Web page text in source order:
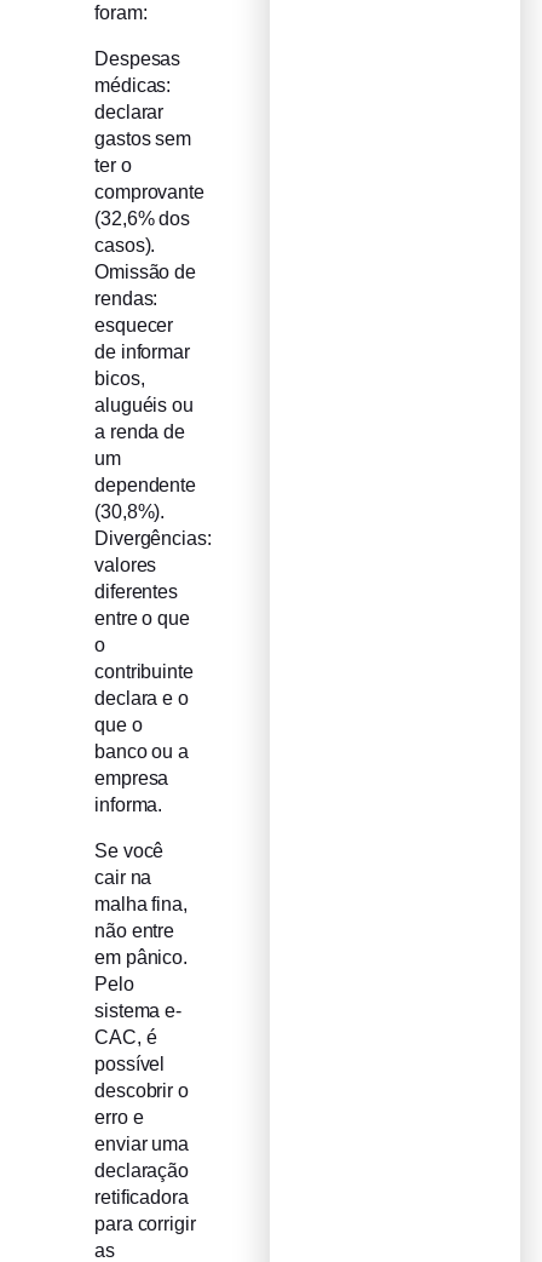
foram:
Despesas
médicas:
declarar
gastos sem
ter o
comprovante
(32,6% dos
casos).
Omissão de
rendas:
esquecer
de informar
bicos,
aluguéis ou
a renda de
um
dependente
(30,8%).
Divergências:
valores
diferentes
entre o que
o
contribuinte
declara e o
que o
banco ou a
empresa
informa.
Se você
cair na
malha fina,
não entre
em pânico.
Pelo
sistema e-
CAC, é
possível
descobrir o
erro e
enviar uma
declaração
retificadora
para corrigir
as